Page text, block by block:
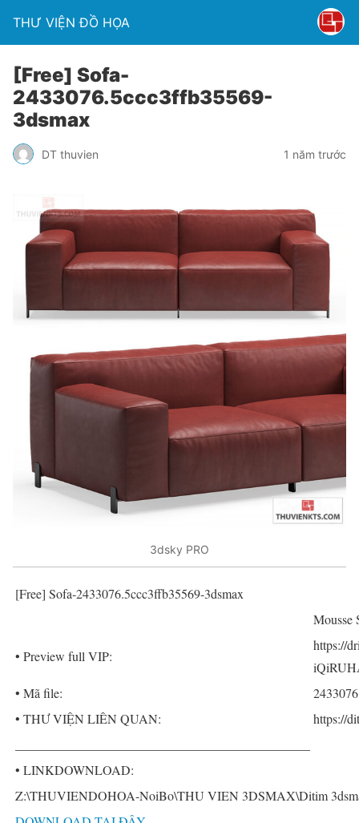
THƯ VIỆN ĐỒ HỌA
[Free] Sofa-
2433076.5ccc3ffb35569-
3dsmax
DT thuvien 1 năm trước
3dsky PRO
[Free] Sofa-2433076.5ccc3ffb35569-3dsmax
Mousse
• Preview full VIP:
https://
• Mã file:
• THƯ VIỆN LIÊN QUAN:
https://
• LINKDOWNLOAD:
Z:\THUVIENDOHOA-NoiBo\THU VIEN 3DSMAX\Ditim